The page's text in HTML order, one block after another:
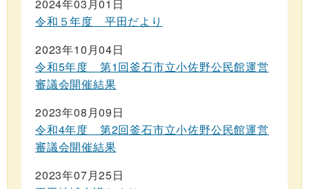
2024年03月01日
令和５年度 平田だより
2023年10月04日
令和5年度 第1回釜石市立小佐野公民館運営
審議会開催結果
2023年08月09日
令和4年度 第2回釜石市立小佐野公民館運営
審議会開催結果
2023年07月25日